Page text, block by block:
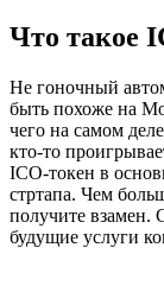
Что такое
Не гоночный
быть похоже на
чего на самом
кто-то
ICO-токен в
стртапа. Чем
получите взамен.
будущие услуги